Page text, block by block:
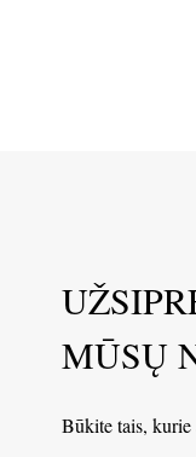
MŪSŲ
Būkite tais, kurie